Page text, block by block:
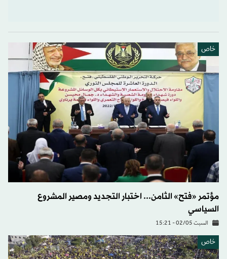
خاص
مؤتمر «فتح» الثامن... اختبار التجديد ومصير المشروع
السياسي
السبت 02/05 - 15:21
خاص